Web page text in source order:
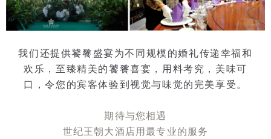
我们还提供饕餮盛宴为不同规模的婚礼传递幸福和
欢乐，至臻精美的饕餮喜宴，用料考究，美味可
口，令您的宾客体验到视觉与味觉的完美享受。
期待与您相遇
世纪王朝大酒店用最专业的服务